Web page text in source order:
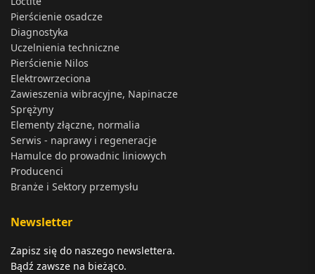
Pierścienie osadcze
Diagnostyka
Uczelnienia techniczne
Pierścienie Nilos
Elektrowrzeciona
Zawieszenia wibracyjne, Napinacze
Sprężyny
Elementy złączne, normalia
Serwis - naprawy i regeneracje
Hamulce do prowadnic liniowych
Producenci
Branże i Sektory przemysłu
Newsletter
Zapisz się do naszego newslettera.
Bądź zawsze na bieżąco.